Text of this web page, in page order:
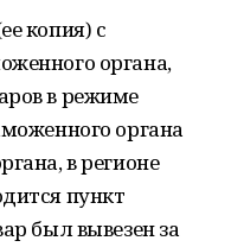
копия) с
органа,
в режиме
органа
в регионе
пункт
был вывезен за